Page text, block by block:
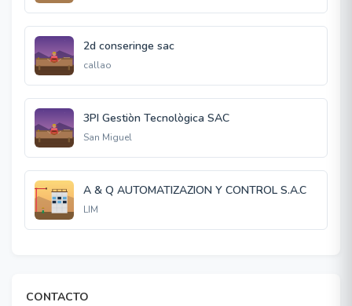
2d conseringe sac
callao
3PI Gestiòn Tecnològica SAC
San Miguel
A & Q AUTOMATIZAZION Y CONTROL S.A.C
LIM
CONTACTO